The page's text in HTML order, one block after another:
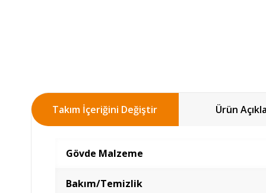
Takım İçeriğini Değiştir Ürün
Gövde Malzeme
Bakım/Temizlik